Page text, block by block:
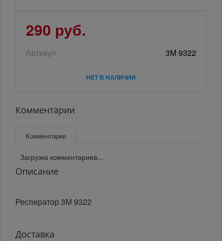
290 руб.
Артикул 3М 9322
НЕТ В НАЛИЧИИ
Комментарии
Комментарии
Загрузка комментариев...
Описание
Респиратор 3М 9322
Доставка